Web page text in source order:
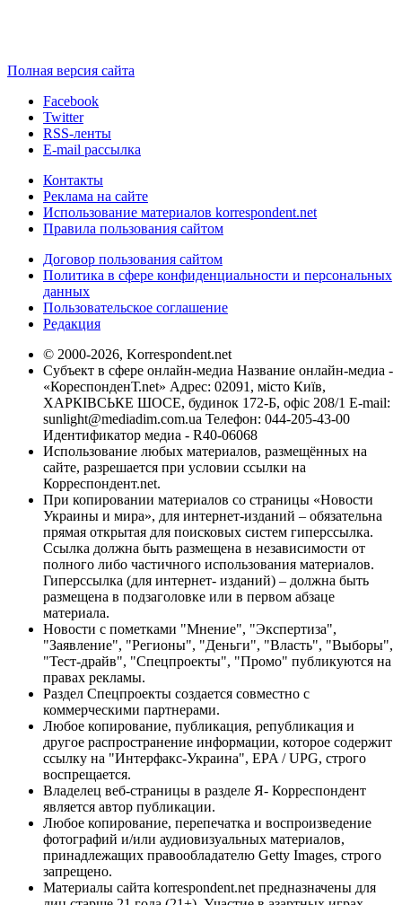
Полная версия сайта
Facebook
Twitter
RSS-ленты
E-mail рассылка
Контакты
Реклама на сайте
Использование материалов korrespondent.net
Правила пользования сайтом
Договор пользования сайтом
Политика в сфере конфиденциальности и персональных
данных
Пользовательское соглашение
Редакция
© 2000-2026, Korrespondent.net
Субъект в сфере онлайн-медиа Название онлайн-медиа -
«КореспонденТ.net» Адрес: 02091, місто Київ,
ХАРКІВСЬКЕ ШОСЕ, будинок 172-Б, офіс 208/1 E-mail:
sunlight@mediadim.com.ua Телефон: 044-205-43-00
Идентификатор медиа - R40-06068
Использование любых материалов, размещённых на
сайте, разрешается при условии ссылки на
Корреспондент.net.
При копировании материалов со страницы «Новости
Украины и мира», для интернет-изданий – обязательна
прямая открытая для поисковых систем гиперссылка.
Ссылка должна быть размещена в независимости от
полного либо частичного использования материалов.
Гиперссылка (для интернет- изданий) – должна быть
размещена в подзаголовке или в первом абзаце
материала.
Новости с пометками "Мнение", "Экспертиза",
"Заявление", "Регионы", "Деньги", "Власть", "Выборы",
"Тест-драйв", "Спецпроекты", "Промо" публикуются на
правах рекламы.
Раздел Спецпроекты создается совместно с
коммерческими партнерами.
Любое копирование, публикация, републикация и
другое распространение информации, которое содержит
ссылку на "Интерфакс-Украина", EPA / UPG, строго
воспрещается.
Владелец веб-страницы в разделе Я- Корреспондент
является автор публикации.
Любое копирование, перепечатка и воспроизведение
фотографий и/или аудиовизуальных материалов,
принадлежащих правообладателю Getty Images, строго
запрещено.
Материалы сайта korrespondent.net предназначены для